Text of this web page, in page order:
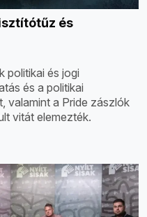
és
politikai és jogi
és a politikai
valamint a Pride zászlók
vitát elemezték.